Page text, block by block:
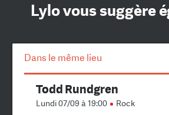
Lylo vous suggère
Dans le même lieu
Todd Rundgren
Lundi 07/09 à 19:00 Rock